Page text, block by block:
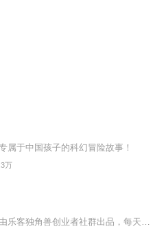
属于中国孩子的科幻冒险故事！
万